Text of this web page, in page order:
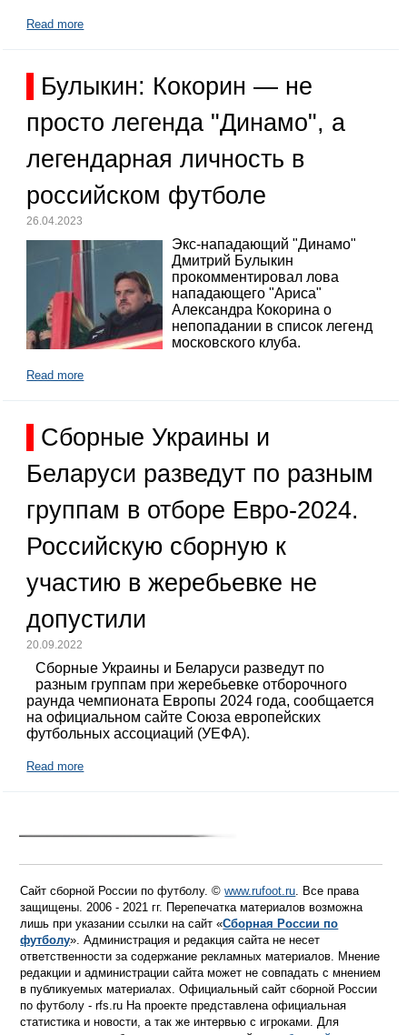
Read more
Булыкин: Кокорин — не
просто легенда "Динамо", а
легендарная личность в
российском футболе
26.04.2023
Экс-нападающий "Динамо"
Дмитрий Булыкин
прокомментировал лова
нападающего "Ариса"
Александра Кокорина о
непопадании в список легенд
московского клуба.
Read more
Сборные Украины и
Беларуси разведут по разным
группам в отборе Евро-2024.
Российскую сборную к
участию в жеребьевке не
допустили
20.09.2022
Сборные Украины и Беларуси разведут по
разным группам при жеребьевке отборочного
раунда чемпионата Европы 2024 года, сообщается
на официальном сайте Союза европейских
футбольных ассоциаций (УЕФА).
Read more
Сайт сборной России по футболу. ©www.rufoot.ru. Все права
защищены. 2006 - 2021 гг. Перепечатка материалов возможна
лишь при указании ссылки на сайт «Сборная России по
футболу». Администрация и редакция сайта не несет
ответственности за содержание рекламных материалов. Мнение
редакции и администрации сайта может не совпадать с мнением
в публикуемых материалах. Официальный сайт сборной России
по футболу - rfs.ru На проекте представлена официальная
статистика и новости, а так же интервью с игроками. Для